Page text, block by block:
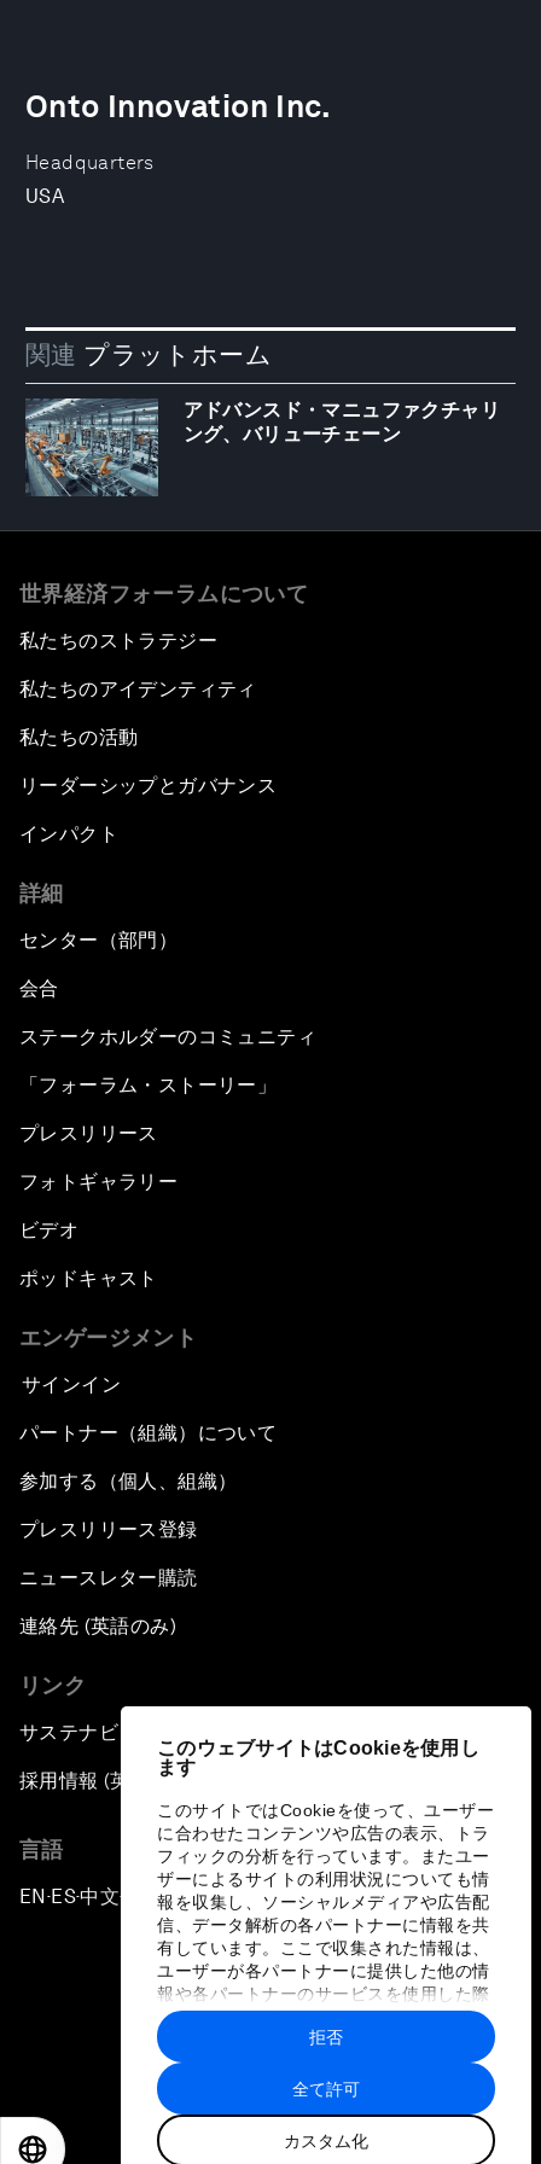
このウェブサイトはCookieを使用し
ます
このサイトではCookieを使って、ユーザー
に合わせたコンテンツや広告の表示、トラ
フィックの分析を行っています。またユー
ザーによるサイトの利用状況についても情
報を収集し、ソーシャルメディアや広告配
信、データ解析の各パートナーに情報を共
有しています。ここで収集された情報は、
ユーザーが各パートナーに提供した他の情
報や各パートナーのサービスを使用した際
に収集された情報と組み合わされ、各パー
トナーによって使用されることがありま
す。
全て許可
カスタム化
拒否
Headquarters
USA
Onto Innovation Inc.
関連 プラットホーム
アドバンスド・マニュファクチャリ
ング、バリューチェーン
世界経済フォーラムについて
私たちのストラテジー
私たちのアイデンティティ
私たちの活動
リーダーシップとガバナンス
インパクト
詳細
センター（部門）
会合
ステークホルダーのコミュニティ
「フォーラム・ストーリー」
プレスリリース
フォトギャラリー
ビデオ
ポッドキャスト
エンゲージメント
サインイン
パートナー（組織）について
参加する（個人、組織）
プレスリリース登録
ニュースレター購読
連絡先 (英語のみ)
リンク
サステナビリティへの取り組み
採用情報 (英語のみ)
言語
EN ▪ES▪中文▪ 日本語
プライバシーポリシーと利用規約
サイトマップ
©
世界経済フォーラム